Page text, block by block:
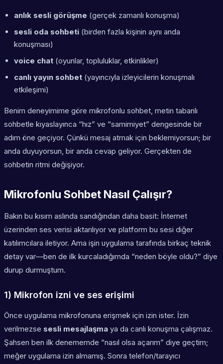
anlık sesli görüşme (gerçek zamanlı konuşma)
sesli oda sohbeti (birden fazla kişinin aynı anda
konuşması)
voice chat (oyunlar, topluluklar, etkinlikler)
canlı yayın sohbet (yayıncıyla izleyicilerin konuşmalı
etkileşimi)
Benim deneyimime göre mikrofonlu sohbet, metin tabanlı
sohbetle kıyaslayınca “hız” ve “samimiyet” dengesinde bir
adım öne geçiyor. Çünkü mesaj atmak için beklemiyorsun; bir
anda duyuyorsun, bir anda cevap geliyor. Gerçekten de
sohbetin ritmi değişiyor.
Mikrofonlu Sohbet Nasıl Çalışır?
Bakın bu kısım aslında sandığından daha basit: İnternet
üzerinden ses verisi aktarılıyor ve platform bu sesi diğer
katılımcılara iletiyor. Ama işin uygulama tarafında birkaç teknik
detay var—ben de ilk kurcaladığımda “neden böyle oldu?” diye
durup durmuştum.
1) Mikrofon izni ve ses erişimi
Önce uygulama mikrofonuna erişmek için izin ister. İzin
verilmezse sesli mesajlaşma ya da canlı konuşma çalışmaz.
Şahsen ben ilk denememde “nasıl olsa açarım” diye geçtim;
meğer uygulama izin almamış. Sonra telefon/tarayıcı